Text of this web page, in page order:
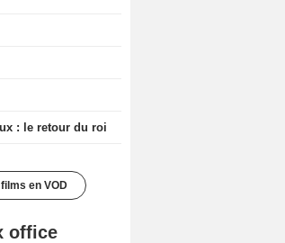
: le retour du roi
en VOD
office